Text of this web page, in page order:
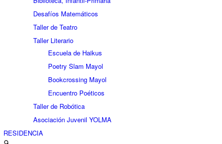
Desafíos Matemáticos
Taller de Teatro
Taller Literario
Escuela de Haikus
Poetry Slam Mayol
Bookcrossing Mayol
Encuentro Poéticos
Taller de Robótica
Asociación Juvenil YOLMA
RESIDENCIA